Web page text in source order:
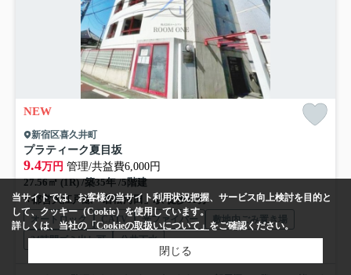
NEW
新宿区喜久井町
プラティーク夏目坂
9.4万円 管理/共益費6,000円
27.56㎡ (1R) /築35年 /5階建
都営大江戸線「若松河田」駅 徒歩11分
オートロック CATV 光ファイバー
敷地内ごみ置き場
24時間ゴミ出し可
公共下水
当サイトでは、お客様の当サイト利用状況把握、サービス向上検討を目的と
して、クッキー（Cookie）を使用しています。
詳しくは、当社の 「Cookieの取扱いについて」 をご確認ください。
閉じる